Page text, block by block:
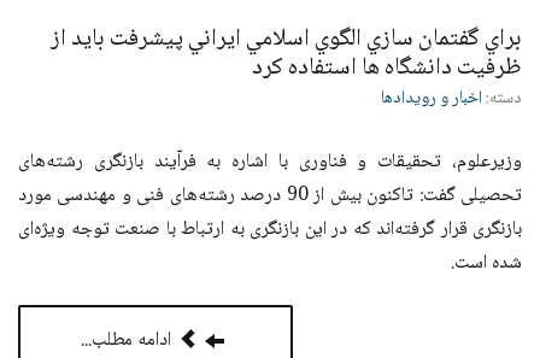
براي گفتمان سازي الگوي اسلامي ايراني پيشرفت بايد از
ظرفيت دانشگاه ها استفاده كرد
دسته:اخبار و رویدادها
وزیرعلوم، تحقیقات و فناوری با اشاره به فرآیند بازنگری رشته‌های
تحصیلی گفت: تاکنون بیش از 90 درصد رشته‌های فنی و مهندسی مورد
بازنگری قرار گرفته‌اند که در این بازنگری به ارتباط با صنعت توجه ویژه‌ای
شده است.
ادامه مطلب...